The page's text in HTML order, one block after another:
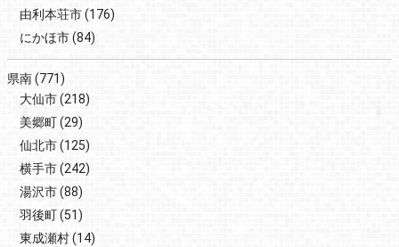
由利本荘市(176)
にかほ市(84)
県南(771)
大仙市(218)
美郷町(29)
仙北市(125)
横手市(242)
湯沢市(88)
羽後町(51)
東成瀬村(14)